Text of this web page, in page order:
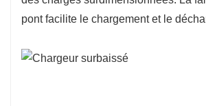
pont facilite le chargement et le